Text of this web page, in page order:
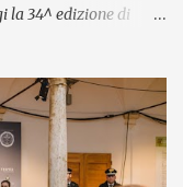
la 34^ edizione di
il millesimo 2021, la
agli altri due vini
in debutto sui
ibrido dell’evento